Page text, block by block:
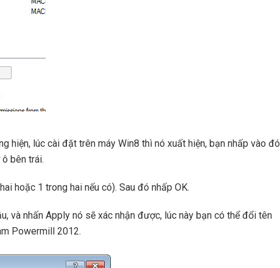
hiện, lúc cài đặt trên máy Win8 thì nó xuất hiện, bạn nhấp vào đó
bên trái.
hoặc 1 trong hai nếu có). Sau đó nhấp OK.
và nhấn Apply nó sẽ xác nhận được, lúc này bạn có thể đổi tên
Powermill 2012.